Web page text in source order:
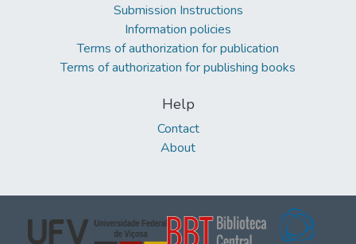
Submission Instructions
Information policies
Terms of authorization for publication
Terms of authorization for publishing books
Help
Contact
About